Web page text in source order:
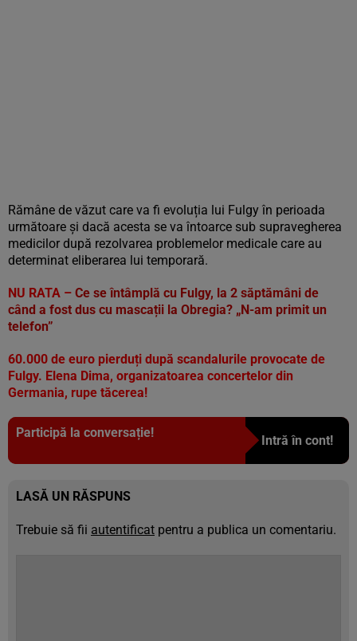
Rămâne de văzut care va fi evoluția lui Fulgy în perioada
următoare și dacă acesta se va întoarce sub supravegherea
medicilor după rezolvarea problemelor medicale care au
determinat eliberarea lui temporară.
NU RATA – Ce se întâmplă cu Fulgy, la 2 săptămâni de
când a fost dus cu mascații la Obregia? „N-am primit un
telefon”
60.000 de euro pierduți după scandalurile provocate de
Fulgy. Elena Dima, organizatoarea concertelor din
Germania, rupe tăcerea!
Participă la conversație!
Intră în cont!
LASĂ UN RĂSPUNS
Trebuie să fii autentificat pentru a publica un comentariu.